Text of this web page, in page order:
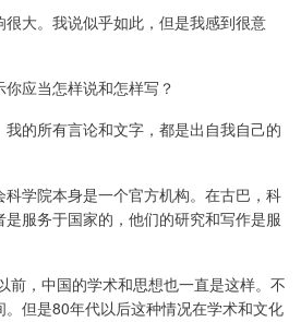
大。我说似乎如此，但是我感到很意
应当怎样说和怎样写？
的所有言论和文字，都是出自我自己的
学院本身是一个官方机构。在古巴，科
服务于国家的，他们的研究和写作是服
前，中国的学术和思想也一直是这样。不
但是80年代以后这种情况在学术和文化